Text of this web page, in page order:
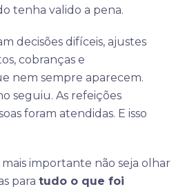
tenha valido a pena.
decisões difíceis, ajustes
cobranças e
nem sempre aparecem.
seguiu. As refeições
foram atendidas. E isso
importante não seja olhar
para tudo o que foi